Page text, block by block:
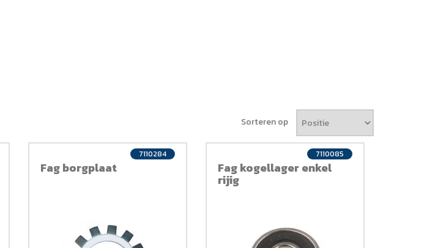
Sorteren op
Fag borgplaat
7110284
Fag kogellager enkel
rijig
7110085